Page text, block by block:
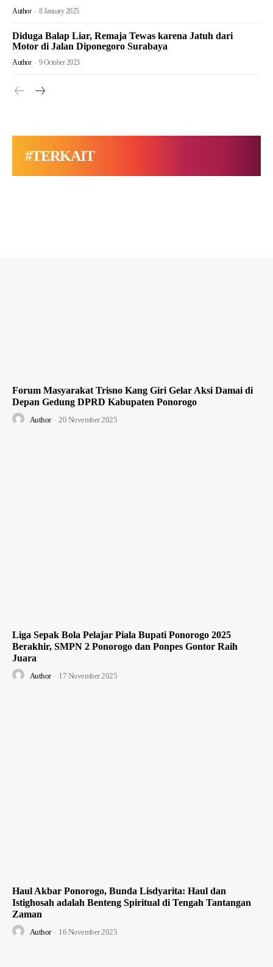
Author - 8 January 2025
Diduga Balap Liar, Remaja Tewas karena Jatuh dari
Motor di Jalan Diponegoro Surabaya
Author - 9 October 2023
#TERKAIT
Forum Masyarakat Trisno Kang Giri Gelar Aksi Damai di
Depan Gedung DPRD Kabupaten Ponorogo
Author - 20 November 2025
Liga Sepak Bola Pelajar Piala Bupati Ponorogo 2025
Berakhir, SMPN 2 Ponorogo dan Ponpes Gontor Raih
Juara
Author - 17 November 2025
Haul Akbar Ponorogo, Bunda Lisdyarita: Haul dan
Istighosah adalah Benteng Spiritual di Tengah Tantangan
Zaman
Author - 16 November 2025